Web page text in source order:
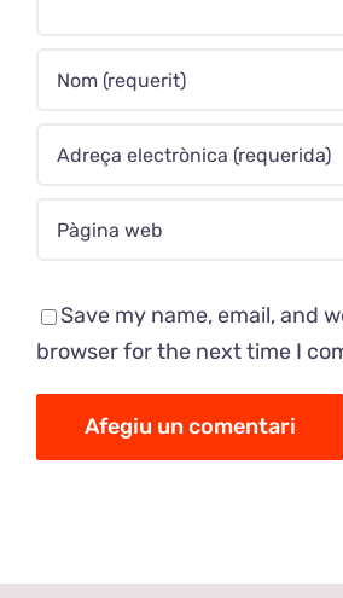
Save my name, email, and
browser for the next time I